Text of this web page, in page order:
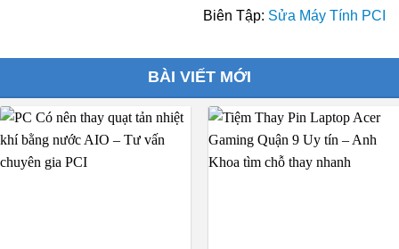
Biên Tập: Sửa Máy Tính PCI
BÀI VIẾT MỚI